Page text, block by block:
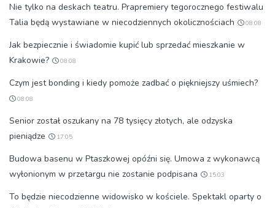
Nie tylko na deskach teatru. Prapremiery tegorocznego festiwalu
Talia będą wystawiane w niecodziennych okolicznościach
08:08
Jak bezpiecznie i świadomie kupić lub sprzedać mieszkanie w
Krakowie?
08:08
Czym jest bonding i kiedy pomoże zadbać o piękniejszy uśmiech?
08:08
Senior został oszukany na 78 tysięcy złotych, ale odzyska
pieniądze
17:05
Budowa basenu w Ptaszkowej opóźni się. Umowa z wykonawcą
wyłonionym w przetargu nie zostanie podpisana
15:03
To będzie niecodzienne widowisko w kościele. Spektakl oparty o